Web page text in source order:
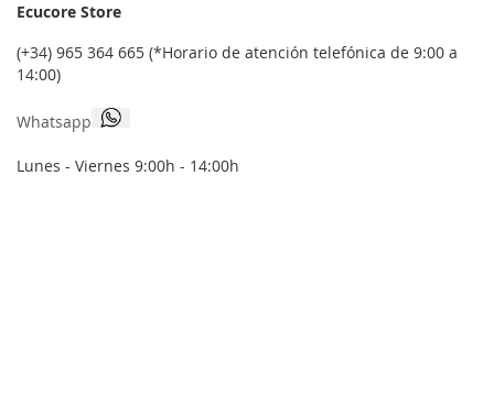
boletín
de
noticias:
Ecucore Store
(+34) 965 364 665 (*Horario de atención telefónica de 9:00 a
14:00)
Whatsapp
Lunes - Viernes 9:00h - 14:00h